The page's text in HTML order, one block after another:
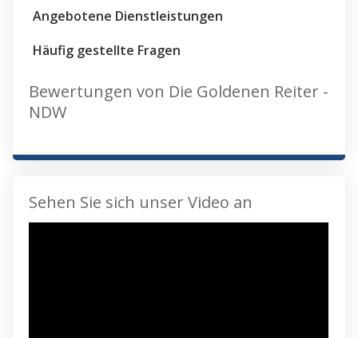
Angebotene Dienstleistungen
Häufig gestellte Fragen
Bewertungen von Die Goldenen Reiter -
NDW
Sehen Sie sich unser Video an